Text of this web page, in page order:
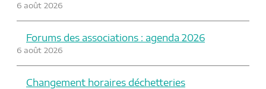
6 août 2026
Forums des associations : agenda 2026
6 août 2026
Changement horaires déchetteries